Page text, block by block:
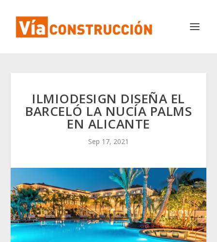
ILMIODESIGN DISEÑA EL
BARCELÓ LA NUCÍA PALMS
EN ALICANTE
Sep 17, 2021